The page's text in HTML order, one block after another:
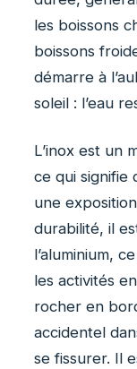
les boissons
boissons
démarre à
soleil : l’eau
L’inox est un
ce qui signifie
une
durabilité, il
l’aluminium,
les activités
rocher en
accidentel
se fissurer. Il